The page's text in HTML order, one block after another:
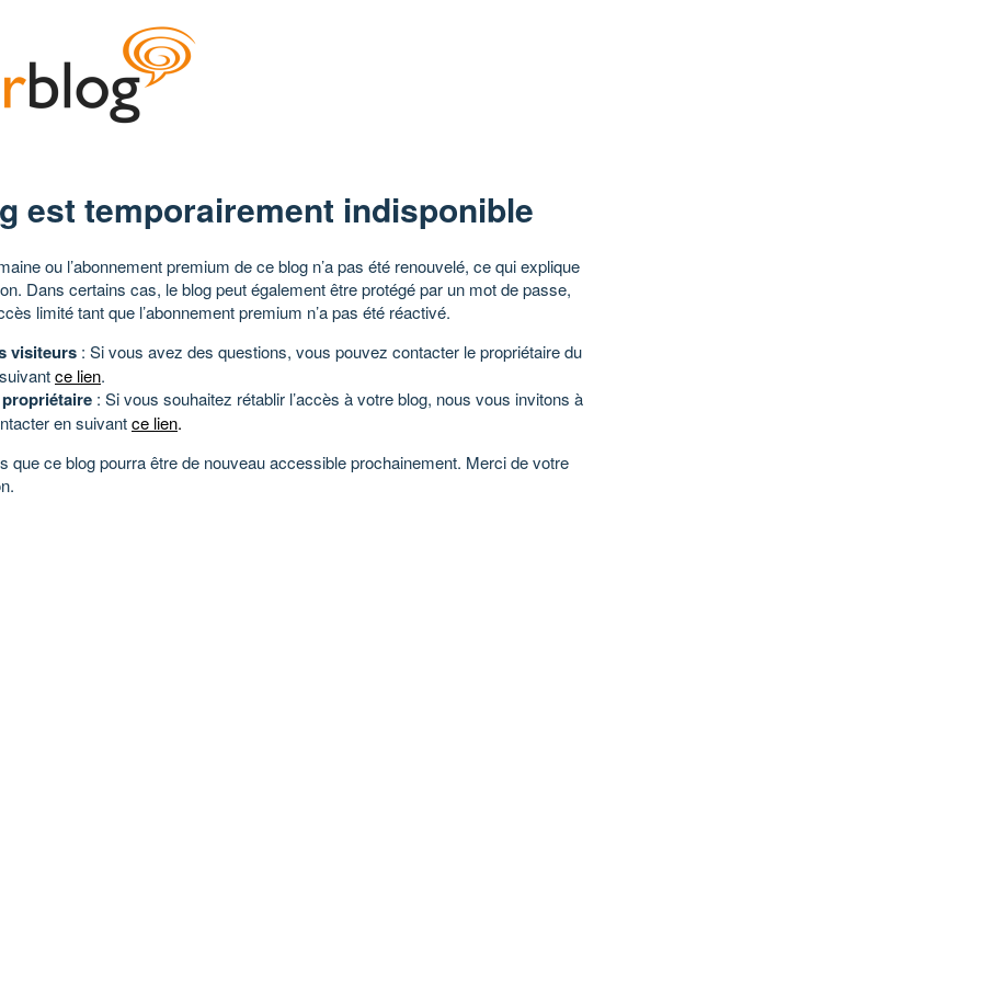
est temporairement indisponible
ou l’abonnement premium de ce blog n’a pas été renouvelé, ce qui explique
Dans certains cas, le blog peut également être protégé par un mot de passe,
limité tant que l’abonnement premium n’a pas été réactivé.
visiteurs : Si vous avez des questions, vous pouvez contacter le propriétaire du
ce lien.
: Si vous souhaitez rétablir l’accès à votre blog, nous vous invitons à
en suivantce lien.
que ce blog pourra être de nouveau accessible prochainement. Merci de votre